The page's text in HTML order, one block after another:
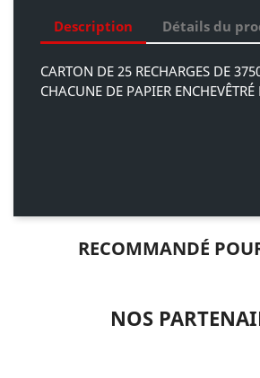
Description Détails du
CARTON DE 25 RECHARGES DE
CHACUNE DE PAPIER
RECOMMANDÉ
NOS